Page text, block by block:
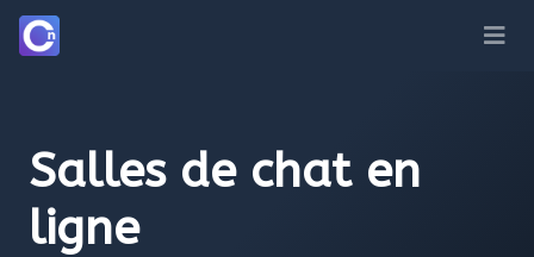
Salles de chat en
ligne